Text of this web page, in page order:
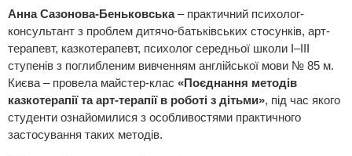
Анна Сазонова-Беньковська– практичний психолог-
консультант з проблем дитячо-батьківських стосунків, арт-
терапевт, казкотерапевт, психолог середньої школи I–III
ступенів з поглибленим вивченням англійської мови № 85 м.
Києва – провела майстер-клас «Поєднання методів
казкотерапії та арт-терапії в роботі з дітьми», під час якого
студенти ознайомилися з особливостями практичного
застосування таких методів.